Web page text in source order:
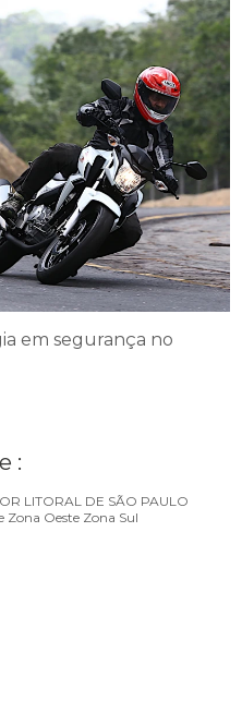
em segurança no
:
LITORAL DE SÃO PAULO
Zona Oeste Zona Sul